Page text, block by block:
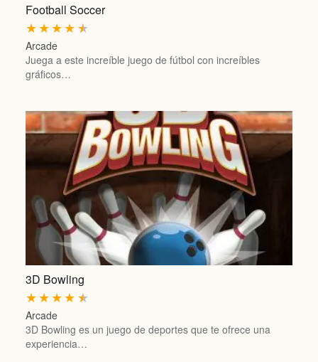
Football Soccer
★
★
★
★
★
Arcade
Juega a este increíble juego de fútbol con increíbles
gráficos…
3D Bowling
★
★
★
★
★
Arcade
3D Bowling es un juego de deportes que te ofrece una
experiencia…